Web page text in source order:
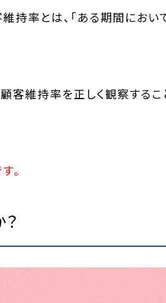
持率とは、「ある期間にお
顧客維持率を正しく観察する
。